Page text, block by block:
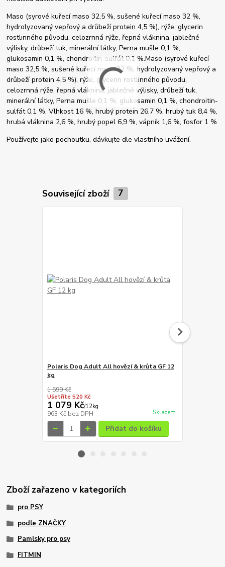
Maso (syrové kuřecí maso 32,5 %, sušené kuřecí maso 32 %,
hydrolyzovaný vepřový a drůbeží protein 4,5 %), rýže, glycerin
rostlinného původu, celozrnná rýže, řepná vláknina, jablečné
výlisky, drůbeží tuk, minerální látky, Perna mušle 0,1 %,
glukosamin 0,1 %, chondroitin-sulfát 0,1 %.Maso (syrové kuřecí
maso 32,5 %, sušené kuřecí maso 32 %, hydrolyzovaný vepřový a
drůbeží protein 4,5 %), rýže, glycerin rostlinného původu,
celozrnná rýže, řepná vláknina, jablečné výlisky, drůbeží tuk,
minerální látky, Perna mušle 0,1 %, glukosamin 0,1 %, chondroitin-
sulfát 0,1 %. Vlhkost 16 %, hrubý protein 26,7 %, hrubý tuk 8,4 %,
hrubá vláknina 2,6 %, hrubý popel 6,9 %, vápník 1,6 %, fosfor 1 %
Používejte jako pochoutku, dávkujte dle vlastního uvážení.
Související zboží 7
Polaris Dog Adult All hovězí & krůta GF 12
kg
1 599 Kč
Ušetříte 520 Kč
1 079 Kč/12kg
963 Kč bez DPH Skladem
Přidat do košíku
Zboží zařazeno v kategoriích
pro PSY
podle ZNAČKY
Pamlsky pro psy
FITMIN